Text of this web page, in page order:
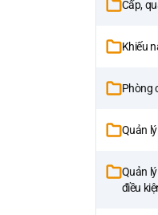
Cấp,
Khiếu
Phòng
Quản
Quản
điều